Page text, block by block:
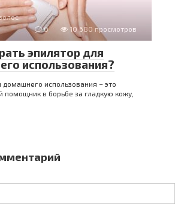
0
10 680 просмотров
эпилятор для
использования?
домашнего использования – это
в борьбе за гладкую кожу,